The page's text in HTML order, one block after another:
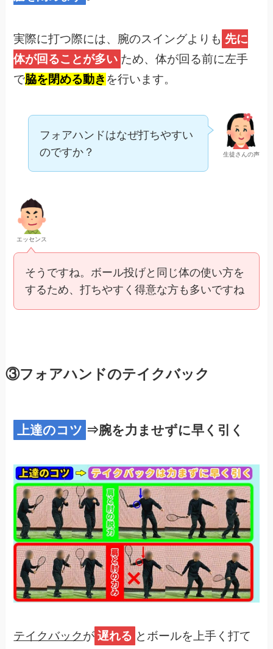
実際に打つ際には、腕のスイングよりも 先に
体が回ることが多い ため、体が回る前に左手
で脇を閉める動き を行います。
生徒さんの声
フォアハンドはなぜ打ちやすい
のですか？
エッセンス
そうですね。ボール投げと同じ体の使い方を
するため、打ちやすく得意な方も多いですね
③フォアハンドのテイクバック
上達のコツ ⇒腕を力ませずに早く引く
テイクバックが 遅れる とボールを上手く打て